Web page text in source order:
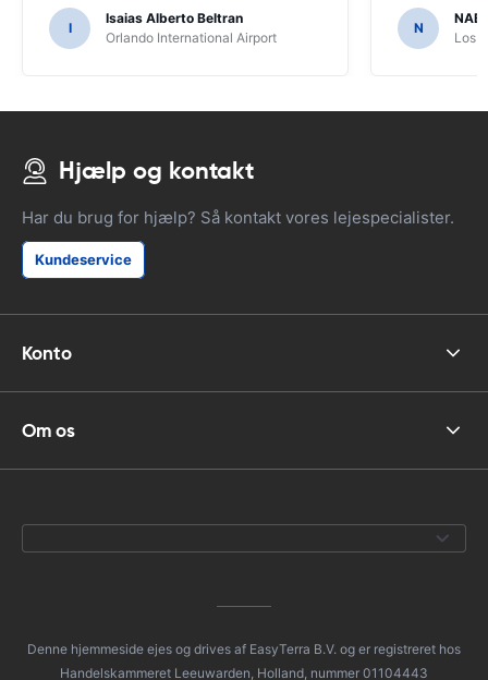
I
Isaias Alberto Beltran
Orlando International Airport
N
Los
Hjælp og kontakt
Har du brug for hjælp? Så kontakt vores lejespecialister.
Kundeservice
Konto
Om os
Denne hjemmeside ejes og drives af EasyTerra B.V. og er registreret hos
Handelskammeret Leeuwarden, Holland, nummer 01104443